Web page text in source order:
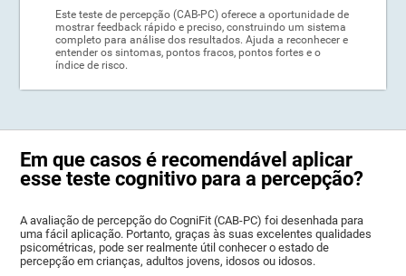
Este teste de percepção (CAB-PC) oferece a oportunidade de
mostrar feedback rápido e preciso, construindo um sistema
completo para análise dos resultados. Ajuda a reconhecer e
entender os sintomas, pontos fracos, pontos fortes e o
índice de risco.
Em que casos é recomendável aplicar
esse teste cognitivo para a percepção?
A avaliação de percepção do CogniFit (CAB-PC) foi desenhada para
uma fácil aplicação. Portanto, graças às suas excelentes qualidades
psicométricas, pode ser realmente útil conhecer o estado de
percepção em crianças, adultos jovens, idosos ou idosos.